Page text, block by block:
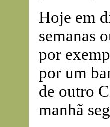
Hoje em
semanas
por
por um
de outro
manhã